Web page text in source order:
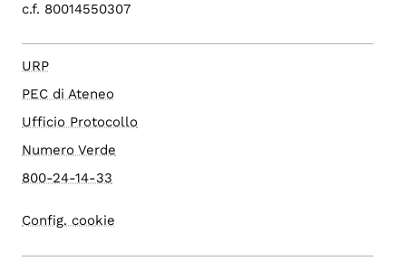
c.f. 80014550307
URP
PEC di Ateneo
Ufficio Protocollo
Numero Verde
800-24-14-33
Config. cookie